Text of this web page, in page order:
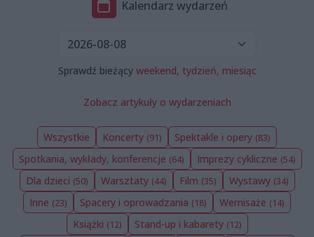
Kalendarz wydarzeń
Sprawdź bieżący weekend, tydzień, miesiąc
Zobacz artykuły o wydarzeniach
Wszystkie Koncerty (91) Spektakle i opery (83)
Spotkania, wykłady, konferencje (64) Imprezy cykliczne (54)
Dla dzieci (50) Warsztaty (44) Film (35) Wystawy (34)
Inne (23) Spacery i oprowadzania (18) Wernisaże (14)
Książki (12) Stand-up i kabarety (12)